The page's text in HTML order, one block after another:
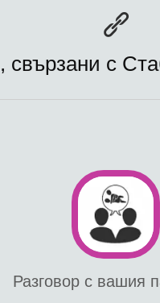
свързани с
Разговор с вашия